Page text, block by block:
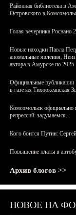
Районная библиотека в
Островского в
Голая вечеринка Роснано
Новые находки Павла
аномальные явления,
автора в Амурске по 2025
Официальные публикации
в газетах Тихоокеанская
Комсомольск официально
репрессий: задумаемся...
Кого боится Путин:
Повышение платы в
Архив блогов >>
НОВОЕ НА